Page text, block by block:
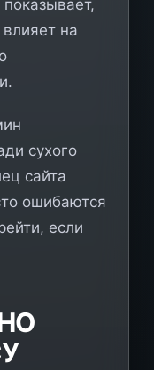
на
сухого
сайта
ошибаются
если